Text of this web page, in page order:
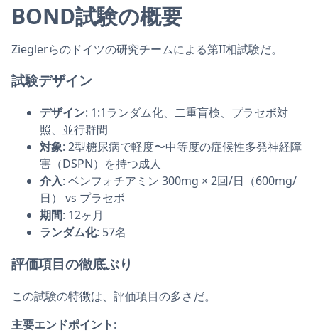
BOND試験の概要
Zieglerらのドイツの研究チームによる第II相試験だ。
試験デザイン
デザイン: 1:1ランダム化、二重盲検、プラセボ対
照、並行群間
対象: 2型糖尿病で軽度〜中等度の症候性多発神経障
害（DSPN）を持つ成人
介入: ベンフォチアミン 300mg × 2回/日（600mg/
日） vs プラセボ
期間: 12ヶ月
ランダム化: 57名
評価項目の徹底ぶり
この試験の特徴は、評価項目の多さだ。
主要エンドポイント: